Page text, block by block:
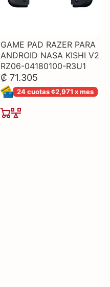
GAME PAD RAZER PARA
ANDROID NASA KISHI V2
RZ06-04180100-R3U1
₡ 71.305
24 cuotas ¢2,971 x mes